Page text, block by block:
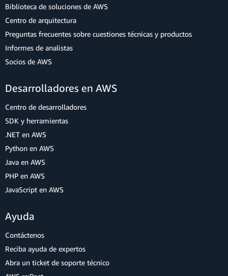
Biblioteca de soluciones de AWS
Centro de arquitectura
Preguntas frecuentes sobre cuestiones técnicas y productos
Informes de analistas
Socios de AWS
Desarrolladores en AWS
Centro de desarrolladores
SDK y herramientas
.NET en AWS
Python en AWS
Java en AWS
PHP en AWS
JavaScript en AWS
Ayuda
Contáctenos
Reciba ayuda de expertos
Abra un ticket de soporte técnico